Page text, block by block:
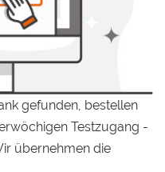
gefunden, bestellen
Testzugang -
übernehmen die